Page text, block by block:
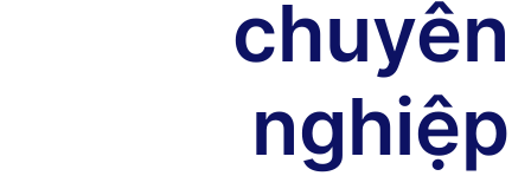
chuyên
nghiệp